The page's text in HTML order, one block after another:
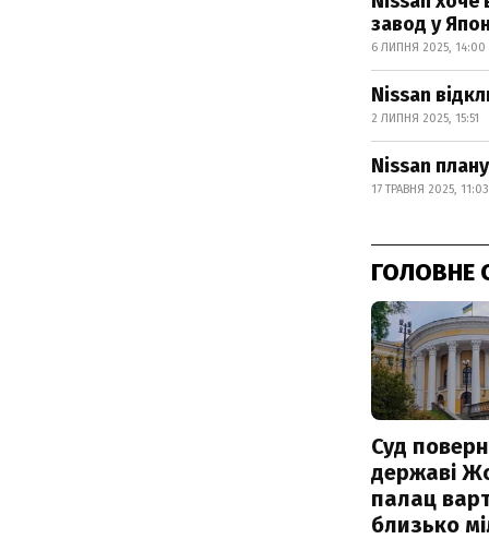
завод у
6 ЛИПНЯ 2025, 14:00
Nissan
2 ЛИПНЯ 2025, 15:51
Nissan
17 ТРАВНЯ 2025, 11:03
ГОЛОВНЕ
Суд
державі
палац
близько